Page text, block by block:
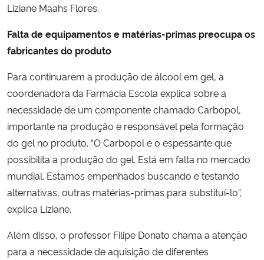
Liziane Maahs Flores.
Falta de equipamentos e matérias-primas preocupa os
fabricantes do produto
Para continuarem a produção de álcool em gel, a
coordenadora da Farmácia Escola explica sobre a
necessidade de um componente chamado Carbopol,
importante na produção e responsável pela formação
do gel no produto. “O Carbopol é o espessante que
possibilita a produção do gel. Está em falta no mercado
mundial. Estamos empenhados buscando e testando
alternativas, outras matérias-primas para substituí-lo”,
explica Liziane.
Além disso, o professor Filipe Donato chama a atenção
para a necessidade de aquisição de diferentes